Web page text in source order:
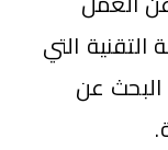
التي
عن